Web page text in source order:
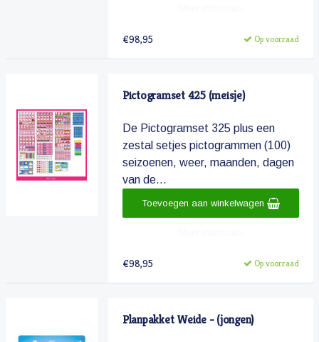
€98,95 Op voorraad
Pictogramset 425 (meisje)
De Pictogramset 325 plus een
zestal setjes pictogrammen (100)
seizoenen, weer, maanden, dagen
van de...
€98,95 Op voorraad
Toevoegen aan winkelwagen
Planpakket Weide - (jongen)